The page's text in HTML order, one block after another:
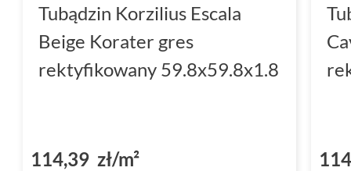
Tubądzin Korzilius Escala
Beige Korater gres
rektyfikowany 59.8x59.8x1.8
114,39 zł/m²